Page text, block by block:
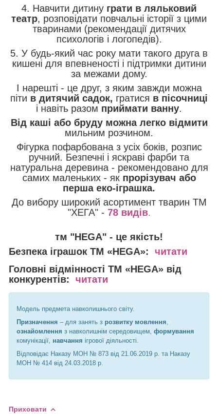
4. Навчити дитину грати в ляльковий
театр, розповідати повчальні історії з цими
тваринами (рекомендації дитячих
психологів і логопедів).
5. У будь-який час року мати такого друга в
кишені для впевненості і підтримки дитини
за межами дому.
І нарешті - це друг, з яким завжди можна
піти в дитячий садок, гратися в пісочниці
і навіть разом приймати ванну.
Від каші або бруду можна легко відмити
мильним розчином.
Фігурка пофарбована з усіх боків, розпис
ручний. Безпечні і яскраві фарби та
натуральна деревина - рекомендовано для
самих маленьких - як прорізувач або
перша еко-іграшка.
До вибору широкий асортимент тварин ТМ
"ХЕГА" - 78 видів.
тм "HEGA" - це якість!
Безпека іграшок ТМ «HEGA»: читати
Головні відмінності ТМ «HEGA» від
конкурентів:
читати
Модель предмета навколишнього світу.
Призначення – для занять з розвитку мовлення,
ознайомлення з навколишнім середовищем, формування
комунікації, навчання ігрової діяльності.
Відповідає Наказу МОН № 873 від 21.06.2019 р. та Наказу
МОН № 414 від 24.03.2018 р.
Приховати